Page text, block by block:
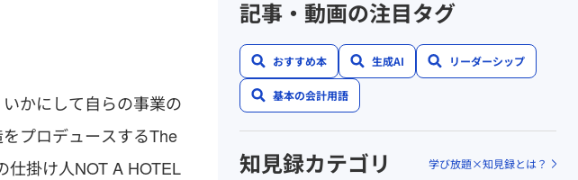
かにして自らの事業の
プロデュースするThe
仕掛け人NOT A HOTEL
記事・動画の注目タグ
おすすめ本 生成AI リーダーシップ
基本の会計用語
知見録カテゴリ 学び放題×知見録とは？